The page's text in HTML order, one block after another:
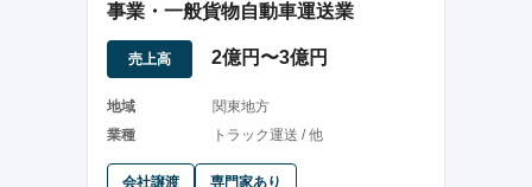
事業・一般貨物自動車運送業
売上高 2億円〜3億円
地域
関東地方
業種
トラック運送 / 他
会社譲渡 専門家あり